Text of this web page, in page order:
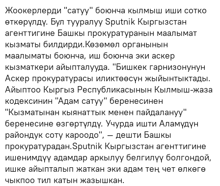
Жоокерлерди "сатуу" боюнча кылмыш иши сотко
өткөрүлдү. Бул тууралуу Sputnik Кыргызстан
агенттигине Башкы прокуратуранын маалымат
кызматы билдирди.Көзөмөл органынын
маалыматы боюнча, иш боюнча эки аскер
кызматкери айыпталууда. "Бишкек гарнизонунун
Аскер прокуратурасы иликтөөсүн жыйынтыктады.
Айыптоо Кыргыз Республикасынын Кылмыш-жаза
кодексинин "Адам сатуу" беренесинен
"Кызматынан кыянаттык менен пайдалануу"
беренесине өзгөртүлдү. Учурда ишти Аламүдүн
райондук соту кароодо", — дешти Башкы
прокуратурадан.Sputnik Кыргызстан агенттигине
ишенимдүү адамдар аркылуу белгилүү болгондой,
ишке айыпталып жаткан эки адам тең чет өлкөгө
чыкпоо тил катын жазышкан.